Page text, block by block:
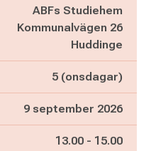
ABFs Studiehem
Kommunalvägen 26
Huddinge
5 (onsdagar)
9 september 2026
Pågår mellan
13.00 - och
15.00